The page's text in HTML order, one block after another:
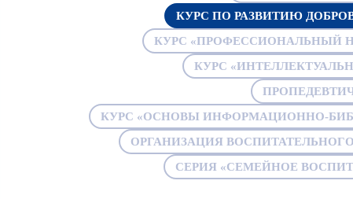
КУРС ПО РАЗВИТИЮ
КУРС «ПРОФЕССИОНАЛЬНЫЙ
КУРС
КУРС «ОСНОВЫ ИНФОРМАЦИОННО-
ОРГАНИЗАЦИЯ
СЕРИЯ «СЕМЕЙНОЕ